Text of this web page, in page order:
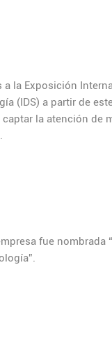
a la Exposición
(IDS) a partir de
captar la atención de
fue nombrada